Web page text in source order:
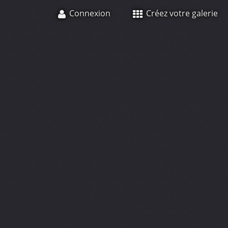
Connexion Créez votre galerie